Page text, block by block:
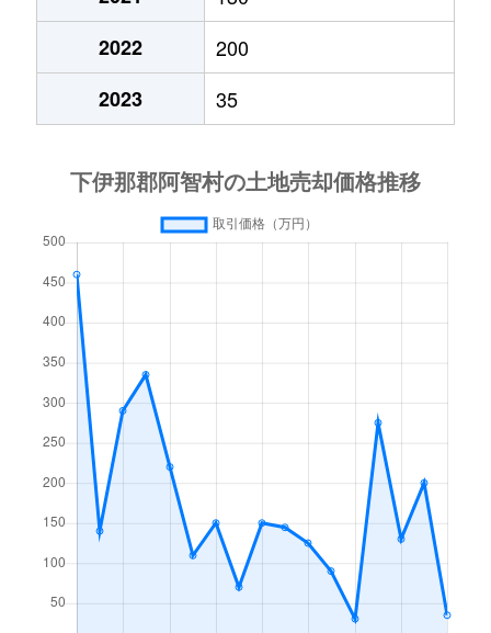
2022
200
2023
35